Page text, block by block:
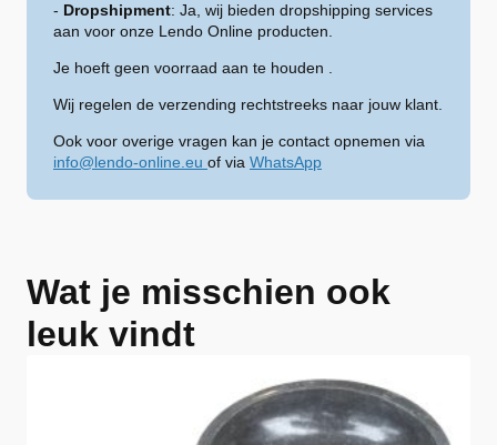
- Dropshipment: Ja, wij bieden dropshipping services
aan voor onze Lendo Online producten.
Je hoeft geen voorraad aan te houden .
Wij regelen de verzending rechtstreeks naar jouw klant.
Ook voor overige vragen kan je contact opnemen via
info@lendo-online.eu of via WhatsApp
Wat je misschien ook
leuk vindt